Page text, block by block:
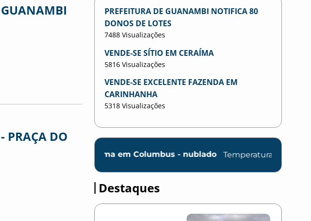
PRAÇA DO
PREFEITURA DE GUANAMBI NOTIFICA 80
DONOS DE LOTES
7488 Visualizações
VENDE-SE SÍTIO EM CERAÍMA
5816 Visualizações
VENDE-SE EXCELENTE FAZENDA EM
CARINHANHA
5318 Visualizações
Clima em Columbus - nublado Temperatura: 28.8°C
Destaques